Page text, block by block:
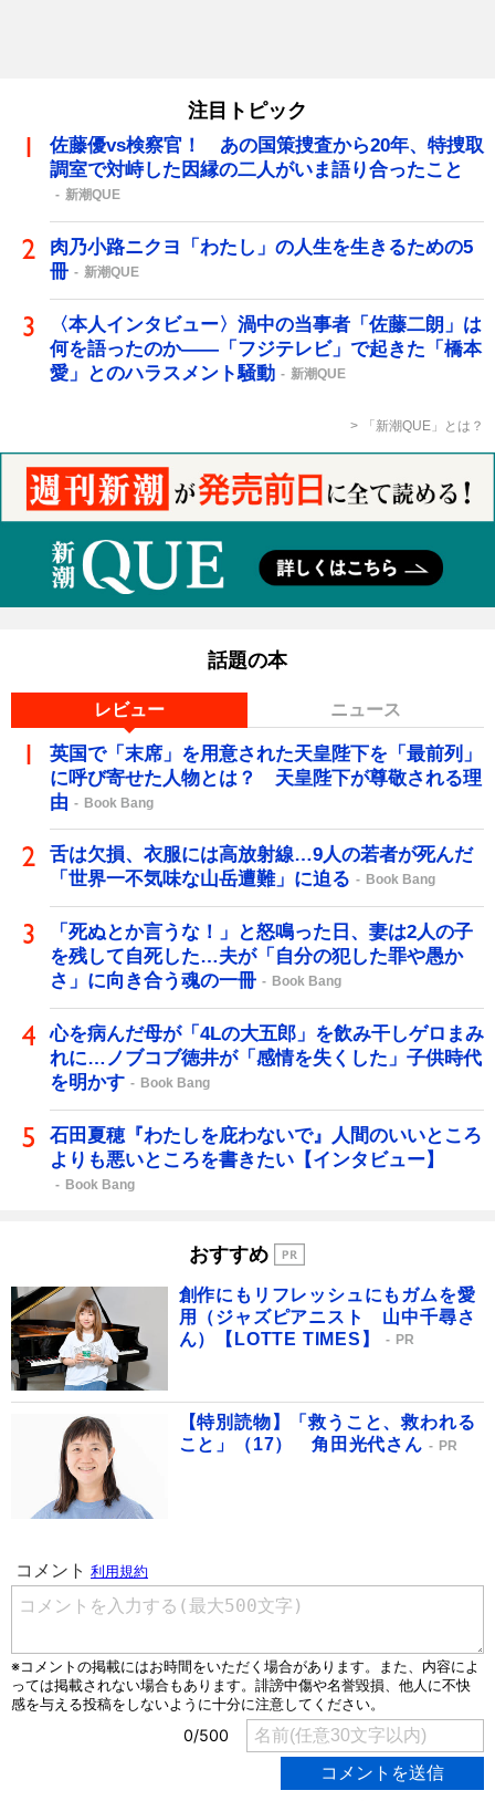
注目トピック
佐藤優vs検察官！ あの国策捜査から20年、特捜取
調室で対峙した因縁の二人がいま語り合ったこと
新潮QUE
肉乃小路ニクヨ「わたし」の人生を生きるための5
冊
新潮QUE
〈本人インタビュー〉渦中の当事者「佐藤二朗」は
何を語ったのか――「フジテレビ」で起きた「橋本
愛」とのハラスメント騒動
新潮QUE
「新潮QUE」とは？
話題の本
レビュー ニュース
英国で「末席」を用意された天皇陛下を「最前列」
に呼び寄せた人物とは？ 天皇陛下が尊敬される理
由
Book Bang
舌は欠損、衣服には高放射線…9人の若者が死んだ
「世界一不気味な山岳遭難」に迫る
Book Bang
「死ぬとか言うな！」と怒鳴った日、妻は2人の子
を残して自死した…夫が「自分の犯した罪や愚か
さ」に向き合う魂の一冊
Book Bang
心を病んだ母が「4Lの大五郎」を飲み干しゲロまみ
れに…ノブコブ徳井が「感情を失くした」子供時代
を明かす
Book Bang
石田夏穂『わたしを庇わないで』人間のいいところ
よりも悪いところを書きたい【インタビュー】
Book Bang
おすすめ
創作にもリフレッシュにもガムを愛
用（ジャズピアニスト 山中千尋さ
ん）【LOTTE TIMES】
PR
【特別読物】「救うこと、救われる
こと」（17） 角田光代さん
PR